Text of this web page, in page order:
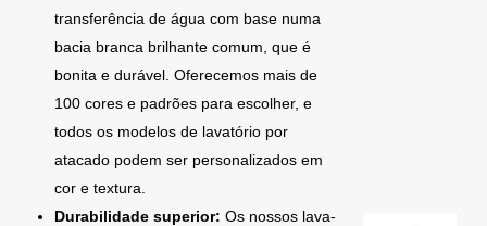
transferência de água com base numa
bacia branca brilhante comum, que é
bonita e durável. Oferecemos mais de
100 cores e padrões para escolher, e
todos os modelos de lavatório por
atacado podem ser personalizados em
cor e textura.
Durabilidade superior: Os nossos lava-